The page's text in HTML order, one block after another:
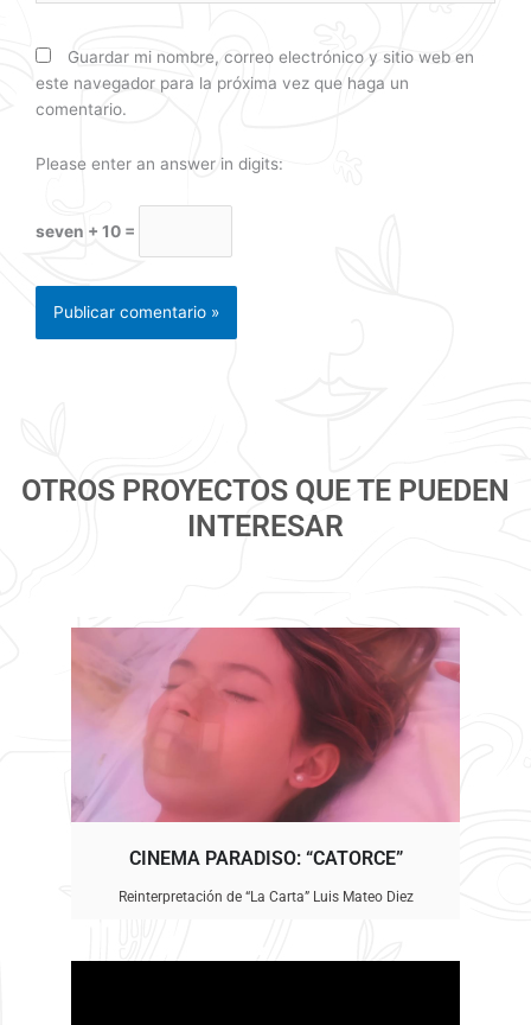
Guardar mi nombre, correo electrónico y sitio web en
este navegador para la próxima vez que haga un
comentario.
Please enter an answer in digits:
seven + 10 =
OTROS PROYECTOS QUE TE PUEDEN
INTERESAR
CINEMA PARADISO: “CATORCE”
Reinterpretación de “La Carta” Luis Mateo Diez